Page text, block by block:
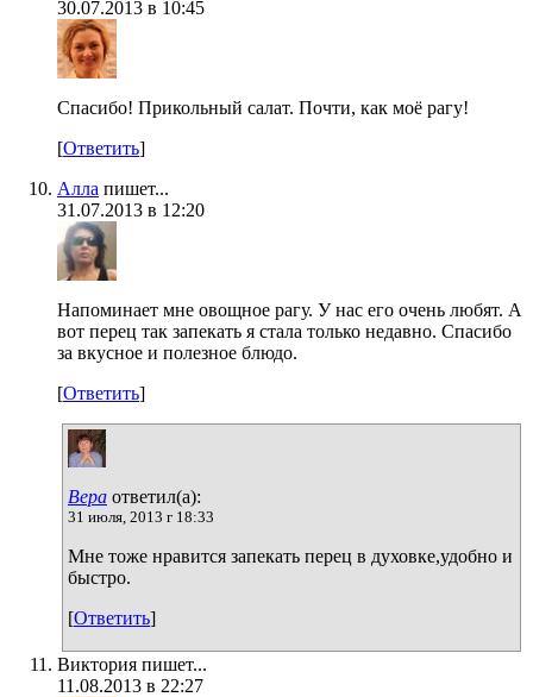
30.07.2013 в 10:45
Спасибо! Прикольный салат. Почти, как моё рагу!
[Ответить]
Алла пишет...
31.07.2013 в 12:20
Напоминает мне овощное рагу. У нас его очень любят. А
вот перец так запекать я стала только недавно. Спасибо
за вкусное и полезное блюдо.
[Ответить]
Вера ответил(а):
31 июля, 2013 г 18:33
Мне тоже нравится запекать перец в духовке,удобно и
быстро.
[Ответить]
Виктория пишет...
11.08.2013 в 22:27